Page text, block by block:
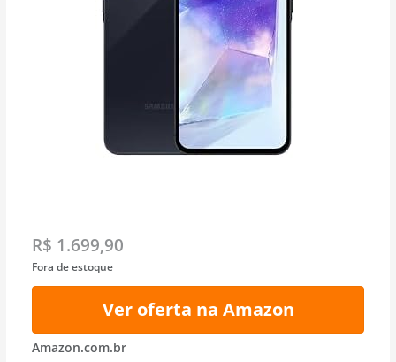
R$ 1.699,90
Fora de estoque
Ver oferta na Amazon
Amazon.com.br